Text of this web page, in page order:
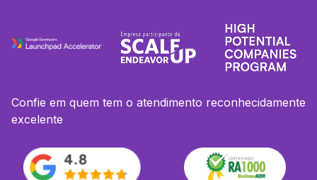
Confie em quem tem o atendimento reconhecidamente
excelente